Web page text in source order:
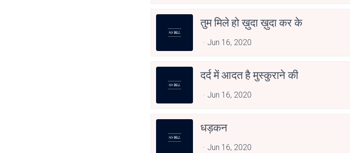
तुम मिले हो ख़ुदा ख़ुदा कर के
Jun 16, 2020
दर्द में आदत है मुस्कुराने की
Jun 16, 2020
धड़कन
Jun 16, 2020